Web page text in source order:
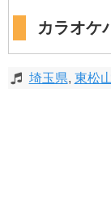
カラオケ
埼玉県, 東松